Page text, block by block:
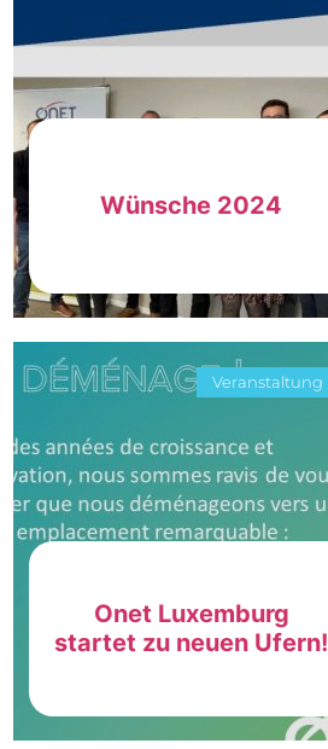
Wünsche 2024
Veranstaltung
Onet Luxemburg
startet zu neuen Ufern!